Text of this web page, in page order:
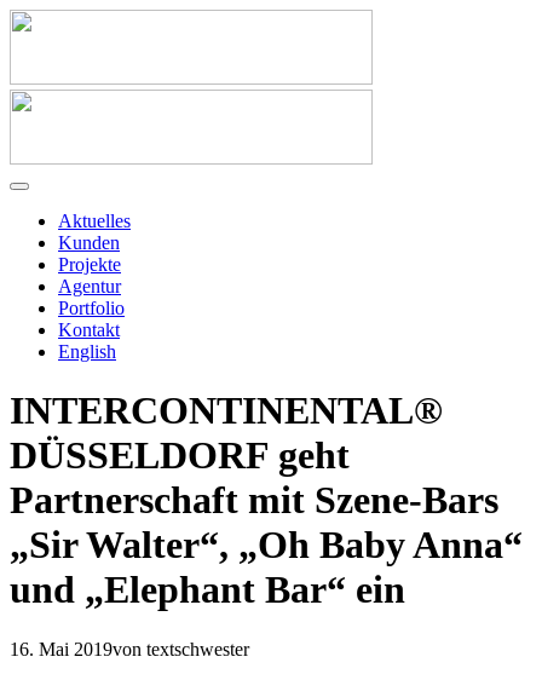
Aktuelles
Kunden
Projekte
Agentur
Portfolio
Kontakt
English
INTERCONTINENTAL®
DÜSSELDORF geht
Partnerschaft mit Szene-Bars
„Sir Walter“, „Oh Baby Anna“
und „Elephant Bar“ ein
16. Mai 2019von textschwester